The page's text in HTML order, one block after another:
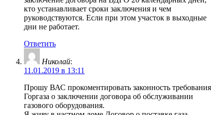
кто устанавливает сроки заключения и чем
руководствуются. Если при этом участок в выходные
дни не работает.
Ответить
Николай:
11.01.2019 в 13:11
Прошу ВАС прокоментировать законность требования
Горгаза о заключении договора об обслуживании
газового оборудования.